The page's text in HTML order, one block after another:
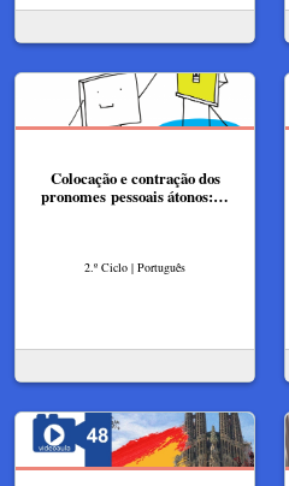
Colocação e contração dos
pronomes pessoais átonos:…
2.º Ciclo | Português